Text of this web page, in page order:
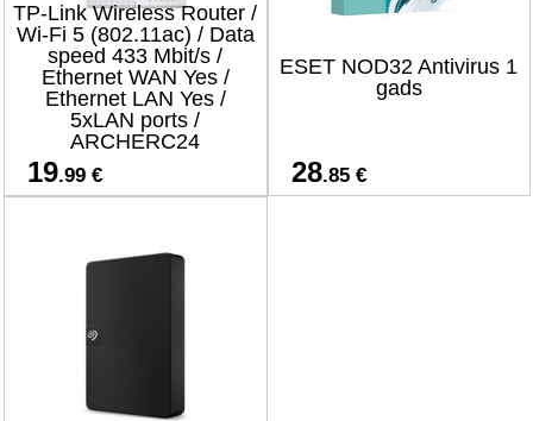
TP-Link Wireless Router /
Wi-Fi 5 (802.11ac) / Data
speed 433 Mbit/s /
Ethernet WAN Yes /
Ethernet LAN Yes /
5xLAN ports /
ARCHERC24
19.99 €
ESET NOD32 Antivirus 1
gads
28.85 €